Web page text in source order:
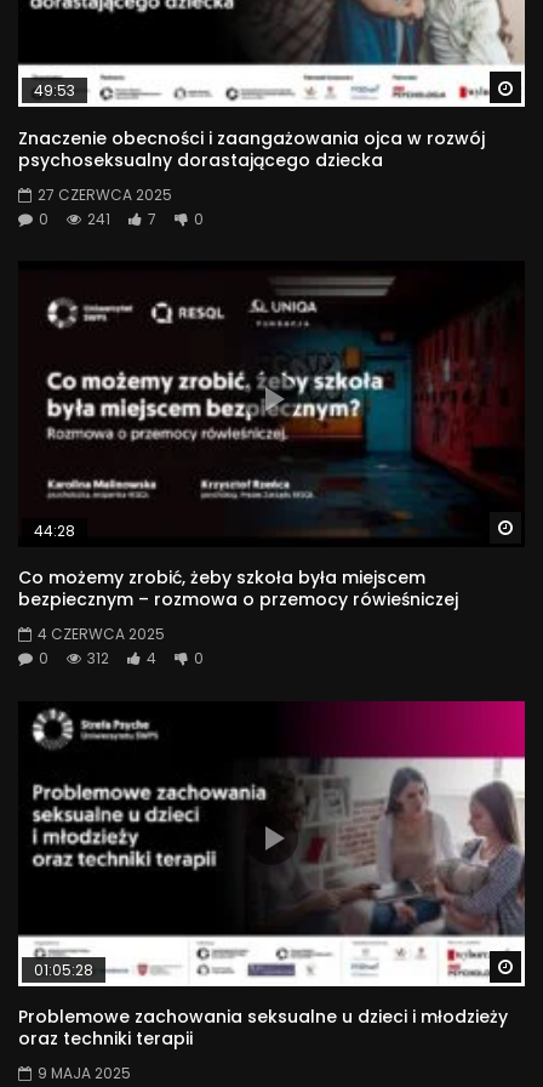
49:53
Znaczenie obecności i zaangażowania ojca w rozwój
psychoseksualny dorastającego dziecka
27 CZERWCA 2025
0
241 7 0
44:28
Co możemy zrobić, żeby szkoła była miejscem
bezpiecznym – rozmowa o przemocy rówieśniczej
4 CZERWCA 2025
0
312 4 0
01:05:28
Problemowe zachowania seksualne u dzieci i młodzieży
oraz techniki terapii
9 MAJA 2025